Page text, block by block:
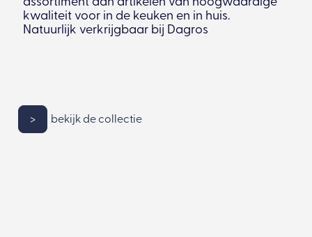
assortiment aan artikelen van hoogwaardige
kwaliteit voor in de keuken en in huis.
Natuurlijk verkrijgbaar bij Dagros
> bekijk de collectie